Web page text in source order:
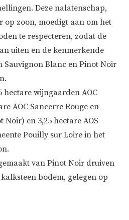
Deze nalatenschap,
op zoon, moedigt aan om het
te respecteren, zodat de
uiten en de kenmerkende
Sauvignon Blanc en Pinot Noir
hectare wijngaarden AOC
AOC Sancerre Rouge en
Noir) en 3,25 hectare AOS
Pouilly sur Loire in het
van Pinot Noir druiven
bodem, gelegen op